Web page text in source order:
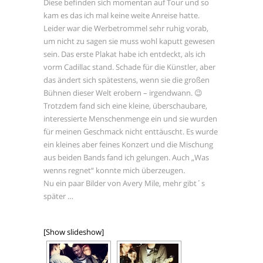
MECKLENBURG VORPOMMERN
MODEL MUSIK
OLDENBURG OUTDOOR
RÜGEN
SANDKRUG
SEBASTIAN RÄTZKE
SHOOTING SONNE
STRALSUND STRASSEN
STREETPHOTOGRAPHY
WWW.RAETZKE.EU
Diese befinden sich momentan auf Tour und so
kam es das ich mal keine weite Anreise hatte.
Leider war die Werbetrommel sehr ruhig vorab,
um nicht zu sagen sie muss wohl kaputt gewesen
sein. Das erste Plakat habe ich entdeckt, als ich
vorm Cadillac stand. Schade für die Künstler, aber
das ändert sich spätestens, wenn sie die großen
Bühnen dieser Welt erobern – irgendwann. 😉
Trotzdem fand sich eine kleine, überschaubare,
interessierte Menschenmenge ein und sie wurden
für meinen Geschmack nicht enttäuscht. Es wurde
ein kleines aber feines Konzert und die Mischung
aus beiden Bands fand ich gelungen. Auch „Was
wenns regnet“ konnte mich überzeugen.
Nu ein paar Bilder von Avery Mile, mehr gibt´s
später …
[Show slideshow]